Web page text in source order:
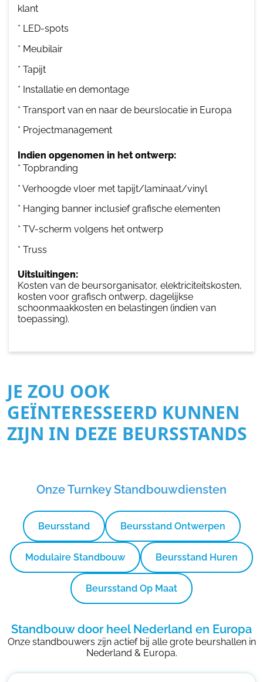
klant
* LED-spots
* Meubilair
* Tapijt
* Installatie en demontage
* Transport van en naar de beurslocatie in Europa
* Projectmanagement
Indien opgenomen in het ontwerp:
* Topbranding
* Verhoogde vloer met tapijt/laminaat/vinyl
* Hanging banner inclusief grafische elementen
* TV-scherm volgens het ontwerp
* Truss
Uitsluitingen:
Kosten van de beursorganisator, elektriciteitskosten,
kosten voor grafisch ontwerp, dagelijkse
schoonmaakkosten en belastingen (indien van
toepassing).
JE ZOU OOK
GEÏNTERESSEERD KUNNEN
ZIJN IN DEZE BEURSSTANDS
Onze Turnkey Standbouwdiensten
Beursstand Beursstand Ontwerpen
Modulaire Standbouw Beursstand Huren
Beursstand Op Maat
Standbouw door heel Nederland en Europa
Onze standbouwers zijn actief bij alle grote beurshallen in
Nederland & Europa.